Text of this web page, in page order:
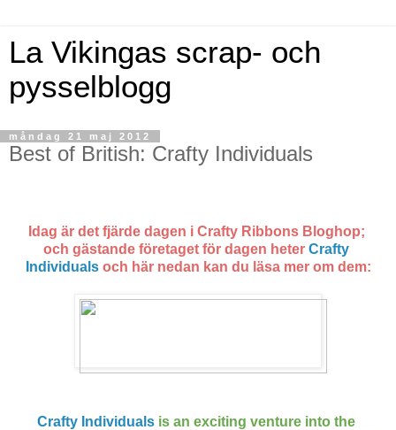
La Vikingas scrap- och
pysselblogg
måndag 21 maj 2012
Best of British: Crafty Individuals
Idag är det fjärde dagen i Crafty Ribbons Bloghop;
och gästande företaget för dagen heter Crafty
Individualsoch här nedan kan du läsa mer om dem:
Crafty Individuals is an exciting venture into the